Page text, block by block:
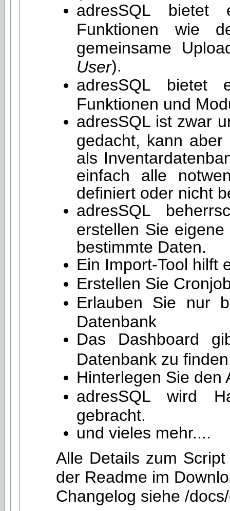
adresSQL bietet
Funktionen wie
gemeinsame
User).
adresSQL bietet
Funktionen und
adresSQL ist zwar
gedacht, kann
als
einfach alle
definiert oder nicht
adresSQL
erstellen Sie
bestimmte Daten.
Ein Import-Tool hilft
Erstellen Sie
Erlauben Sie nur
Datenbank
Das Dashboard
Datenbank zu
Hinterlegen Sie den
adresSQL wird
gebracht.
und vieles mehr....
Alle Details zum
der Readme im
Changelog siehe /